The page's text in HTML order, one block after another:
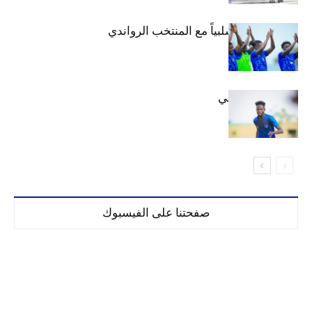
الهلال يتعادل سلبياً مع المنتخب الرواندي
إعدادياً
كنن يصل كيجالي
صفحتنا على الفيسبوك